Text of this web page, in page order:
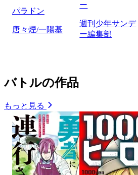
パラドン
唐々煙/一陽基
ー
週刊少年サンデ
ー編集部
バトルの作品
もっと見る